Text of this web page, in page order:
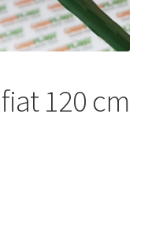
120 cm